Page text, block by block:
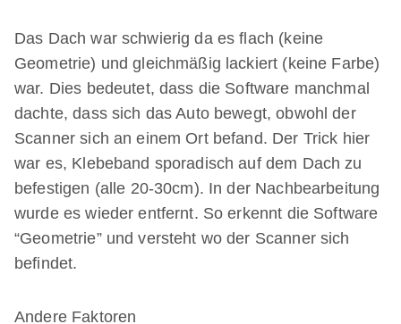
Das Dach war schwierig da es flach (keine
Geometrie) und gleichmäßig lackiert (keine Farbe)
war. Dies bedeutet, dass die Software manchmal
dachte, dass sich das Auto bewegt, obwohl der
Scanner sich an einem Ort befand. Der Trick hier
war es, Klebeband sporadisch auf dem Dach zu
befestigen (alle 20-30cm). In der Nachbearbeitung
wurde es wieder entfernt. So erkennt die Software
“Geometrie” und versteht wo der Scanner sich
befindet.
Andere Faktoren